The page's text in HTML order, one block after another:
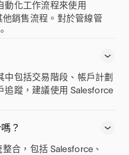
動化工作流程來使用
銷售流程。對於管線管
包括交易階段、帳戶計劃
追蹤，建議使用 Salesforce
？
合，包括 Salesforce、